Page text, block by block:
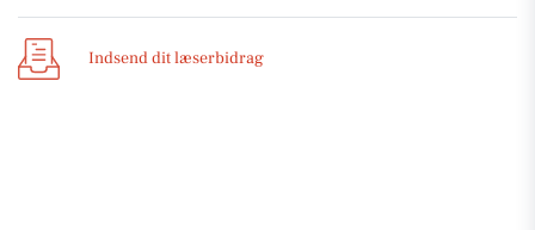
Indsend dit læserbidrag